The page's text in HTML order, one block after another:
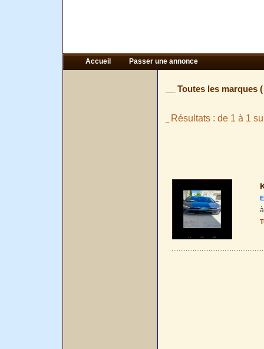
Accueil Passer une annonce
__ Toutes les marques
Résultats : de 1 à 1